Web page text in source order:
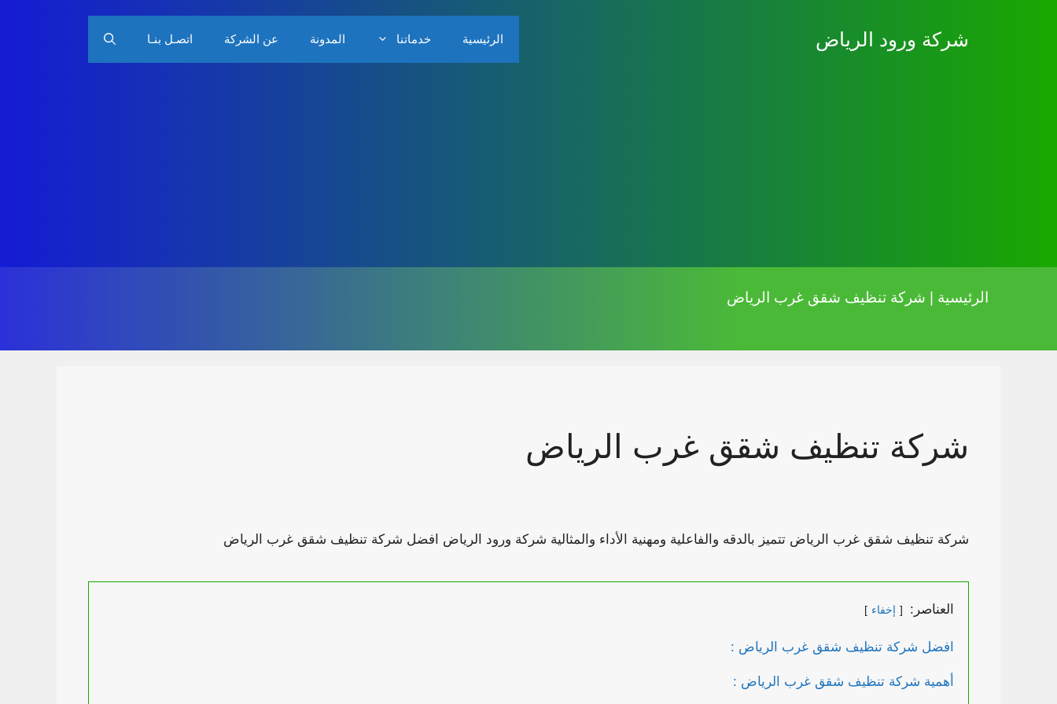
شركة ورود الرياض الرئيسية خدماتنا المدونة عن الشركة اتصـل بنـا
الرئيسية شركة تنظيف شقق غرب الرياض
شركة تنظيف شقق غرب الرياض
شركة تنظيف شقق غرب الرياض تتميز بالدقه والفاعلية ومهنية الأداء والمثالية شركة ورود الرياض افضل شركة تنظيف شقق غرب الرياض
العناصر: إخفاء
افضل شركة تنظيف شقق غرب الرياض :
أهمية شركة تنظيف شقق غرب الرياض :